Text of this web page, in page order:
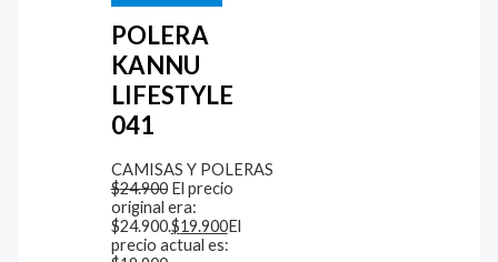
POLERA
KANNU
LIFESTYLE
041
CAMISAS Y POLERAS
$24.900 El precio
original era:
$24.900.$19.900El
precio actual es: